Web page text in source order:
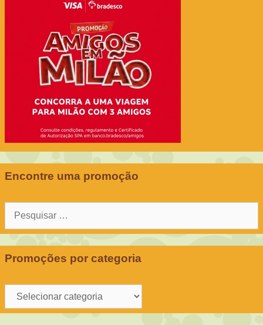
Encontre uma promoção
Pesquisar
Promoções por categoria
Promoções
por